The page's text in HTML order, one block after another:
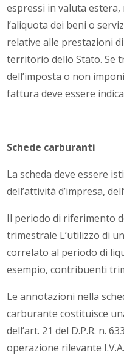
espressi in valuta estera,
l’aliquota dei beni o
relative alle prestazioni
territorio dello Stato. Se
dell’imposta o non
fattura deve essere
Schede carburanti
La scheda deve essere
dell’attività d’impresa,
Il periodo di riferimento
trimestrale L’utilizzo di
correlato al periodo di
esempio, contribuenti
Le annotazioni nella
carburante costituisce
dell’art. 21 del D.P.R. n.
operazione rilevante I.V.A.